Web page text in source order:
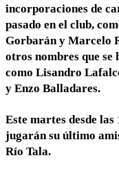
incorporaciones de
pasado en el club,
Gorbarán y Marcelo
otros nombres que se
como Lisandro
y Enzo Balladares.
Este martes desde
jugarán su último
Río Tala.